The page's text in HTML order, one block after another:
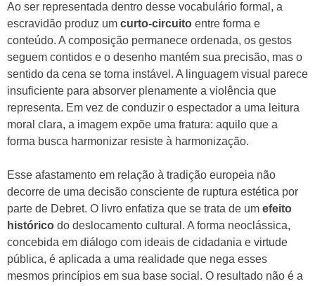
Ao ser representada dentro desse vocabulário formal, a
escravidão produz um curto-circuito entre forma e
conteúdo. A composição permanece ordenada, os gestos
seguem contidos e o desenho mantém sua precisão, mas o
sentido da cena se torna instável. A linguagem visual parece
insuficiente para absorver plenamente a violência que
representa. Em vez de conduzir o espectador a uma leitura
moral clara, a imagem expõe uma fratura: aquilo que a
forma busca harmonizar resiste à harmonização.
Esse afastamento em relação à tradição europeia não
decorre de uma decisão consciente de ruptura estética por
parte de Debret. O livro enfatiza que se trata de um efeito
histórico do deslocamento cultural. A forma neoclássica,
concebida em diálogo com ideais de cidadania e virtude
pública, é aplicada a uma realidade que nega esses
mesmos princípios em sua base social. O resultado não é a